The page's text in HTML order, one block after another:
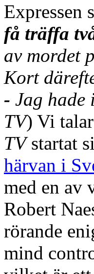
Expressen
få träffa
av mordet
Kort
- Jag hade
TV) Vi
TVstartat
härvan i
med en av
Robert
rörande
mind